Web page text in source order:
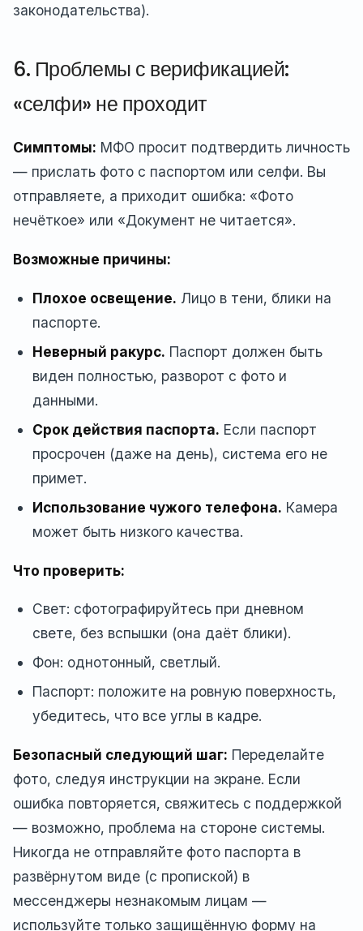
законодательства).
6. Проблемы с верификацией:
«селфи» не проходит
Симптомы: МФО просит подтвердить личность
— прислать фото с паспортом или селфи. Вы
отправляете, а приходит ошибка: «Фото
нечёткое» или «Документ не читается».
Возможные причины:
Плохое освещение. Лицо в тени, блики на
паспорте.
Неверный ракурс. Паспорт должен быть
виден полностью, разворот с фото и
данными.
Срок действия паспорта. Если паспорт
просрочен (даже на день), система его не
примет.
Использование чужого телефона. Камера
может быть низкого качества.
Что проверить:
Свет: сфотографируйтесь при дневном
свете, без вспышки (она даёт блики).
Фон: однотонный, светлый.
Паспорт: положите на ровную поверхность,
убедитесь, что все углы в кадре.
Безопасный следующий шаг: Переделайте
фото, следуя инструкции на экране. Если
ошибка повторяется, свяжитесь с поддержкой
— возможно, проблема на стороне системы.
Никогда не отправляйте фото паспорта в
развёрнутом виде (с пропиской) в
мессенджеры незнакомым лицам —
используйте только защищённую форму на